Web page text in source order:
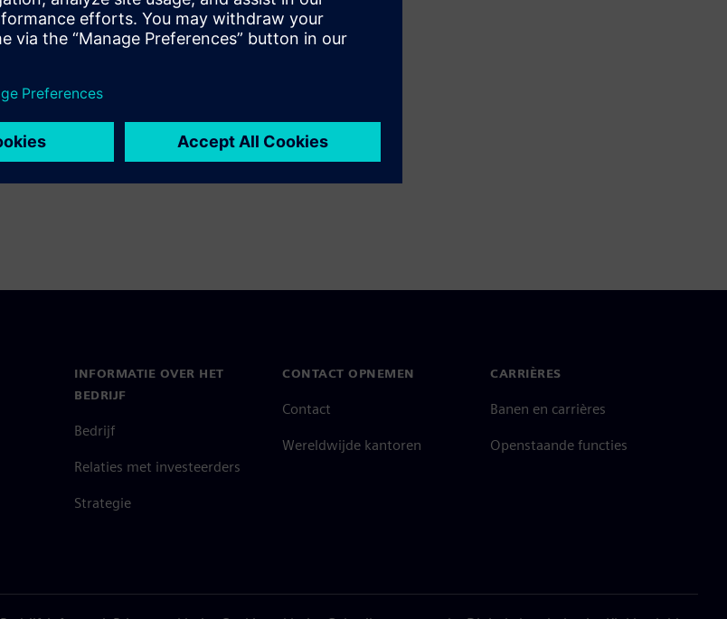
INFORMATIE OVER HET
BEDRIJF
Bedrijf
Relaties met investeerders
Strategie
CONTACT OPNEMEN
Contact
Wereldwijde kantoren
CARRIÈRES
Banen en carrières
Openstaande functies